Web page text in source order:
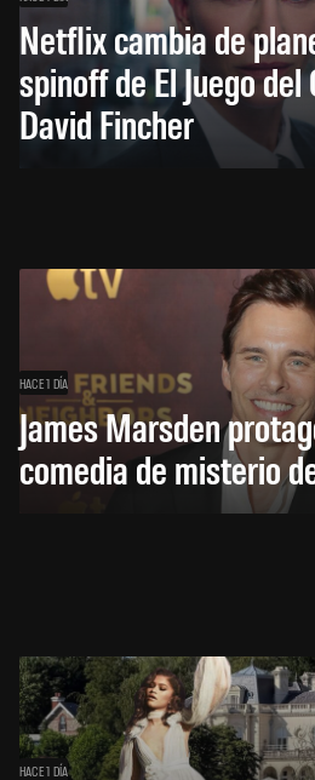
Netflix cambia de
spinoff de El Juego del
David Fincher
HACE 1 DÍA
James Marsden
comedia de misterio
HACE 1 DÍA